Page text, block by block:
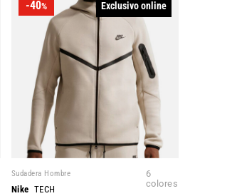
-40% Exclusivo online
Sudadera Hombre
Nike TECH
6
colores